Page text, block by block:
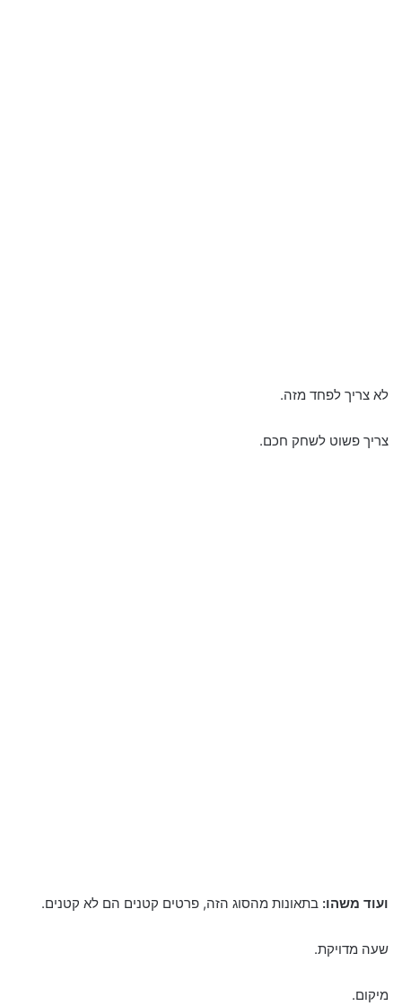
לא צריך לפחד מזה.
צריך פשוט לשחק חכם.
ועוד משהו: בתאונות מהסוג הזה, פרטים קטנים הם לא קטנים.
שעה מדויקת.
מיקום.